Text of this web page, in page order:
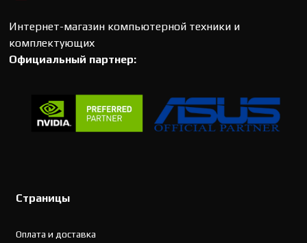
Интернет-магазин компьютерной техники и
комплектующих
Официальный партнер:
Страницы
Оплата и доставка